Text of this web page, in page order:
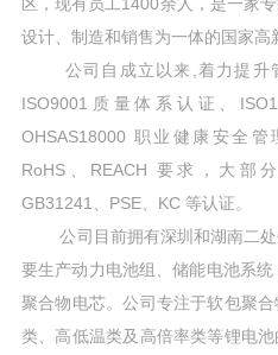
设计、制造和销售为一体的国家高
公司自成立以来,着力提升
ISO9001质量体系认证、
OHSAS18000 职业健康安全
RoHS、REACH 要求，大部
GB31241、PSE、KC 等认证。
公司目前拥有深圳和湖南二处
要生产动力电池组、储能电池系
聚合物电芯。公司专注于软包聚
类、高低温类及高倍率类等锂电